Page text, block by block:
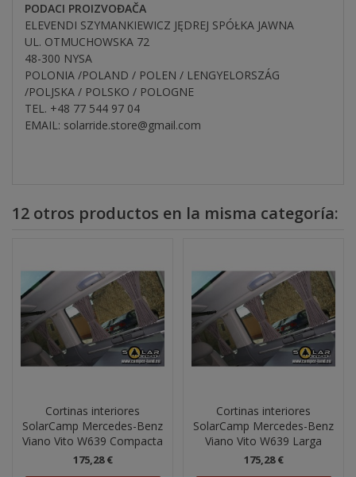
PODACI PROIZVOĐAČA
ELEVENDI SZYMANKIEWICZ JĘDREJ SPÓŁKA JAWNA
UL. OTMUCHOWSKA 72
48-300 NYSA
POLONIA /POLAND / POLEN / LENGYELORSZÁG
/POLJSKA / POLSKO / POLOGNE
TEL. +48 77 544 97 04
EMAIL: solarride.store@gmail.com
12 otros productos en la misma categoría:
Cortinas interiores
SolarCamp Mercedes-Benz
Viano Vito W639 Compacta
(2003-2014)
175,28 €
Cortinas interiores
SolarCamp Mercedes-Benz
Viano Vito W639 Larga
(2003-2014)
175,28 €